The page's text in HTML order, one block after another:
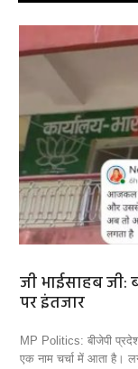
जी भाईसाहब जी:
पर इंतजार
MP Politics: बीजेपी प्रदेश
एक नाम चर्चा में आता है।